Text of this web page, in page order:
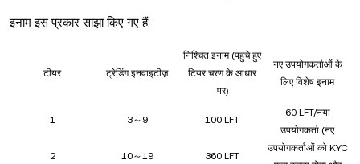
इनाम इस प्रकार साझा किए गए हैं:
टीयर ट्रेडिंग इनवाइटीज़
निश्चित इनाम (पहुंचे हुए
टियर चरण के आधार
पर)
नए उपयोगकर्ताओं के
लिए विशेष इनाम
1 3～9 100 LFT
60 LFT/नया
उपयोगकर्ता (नए
उपयोगकर्ताओं को KYC
2 10～19 360 LFT